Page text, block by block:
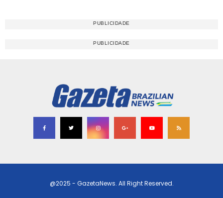
@2025 - GazetaNews. All Right Reserved.